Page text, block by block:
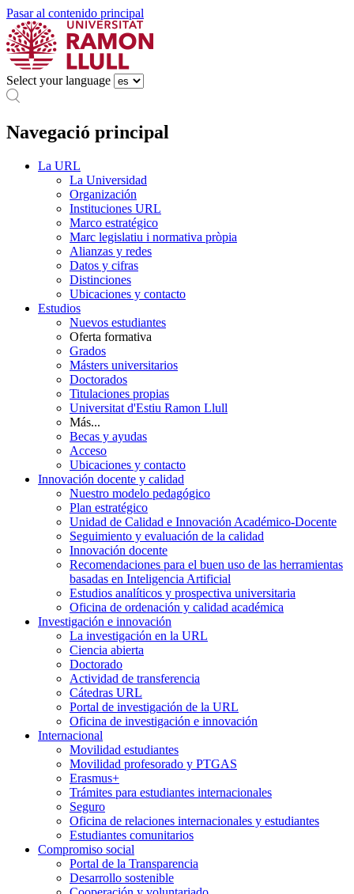
Pasar al contenido principal
Select your language
Navegació principal
La URL
La Universidad
Organización
Instituciones URL
Marco estratégico
Marc legislatiu i normativa pròpia
Alianzas y redes
Datos y cifras
Distinciones
Ubicaciones y contacto
Estudios
Nuevos estudiantes
Oferta formativa
Grados
Másters universitarios
Doctorados
Titulaciones propias
Universitat d'Estiu Ramon Llull
Más...
Becas y ayudas
Acceso
Ubicaciones y contacto
Innovación docente y calidad
Nuestro modelo pedagógico
Plan estratégico
Unidad de Calidad e Innovación Académico-Docente
Seguimiento y evaluación de la calidad
Innovación docente
Recomendaciones para el buen uso de las herramientas
basadas en Inteligencia Artificial
Estudios analíticos y prospectiva universitaria
Oficina de ordenación y calidad académica
Investigación e innovación
La investigación en la URL
Ciencia abierta
Doctorado
Actividad de transferencia
Cátedras URL
Portal de investigación de la URL
Oficina de investigación e innovación
Internacional
Movilidad estudiantes
Movilidad profesorado y PTGAS
Erasmus+
Trámites para estudiantes internacionales
Seguro
Oficina de relaciones internacionales y estudiantes
Estudiantes comunitarios
Compromiso social
Portal de la Transparencia
Desarrollo sostenible